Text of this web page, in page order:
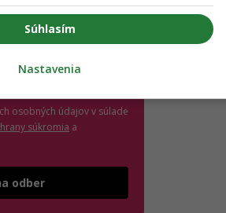
novinky,
môžeš kedykoľvek.
osobných údajov v súlade
súkromia (otvorí sa v novom okne)
a
v novom okne)
odber
Súhlasím
Nastavenia